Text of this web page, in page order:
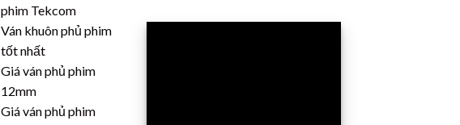
phim Tekcom
Ván khuôn phủ phim
tốt nhất
Giá ván phủ phim
12mm
Giá ván phủ phim